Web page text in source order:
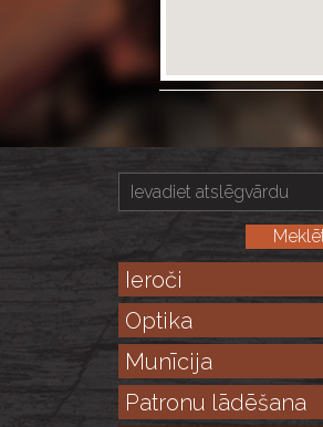
Ieroči
Optika
Munīcija
Patronu lādēšana